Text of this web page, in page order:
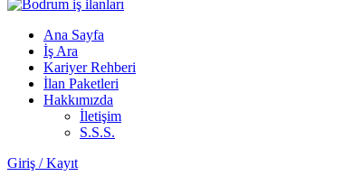
Ana Sayfa
İş Ara
Kariyer Rehberi
İlan Paketleri
Hakkımızda
İletişim
S.S.S.
Giriş / Kayıt